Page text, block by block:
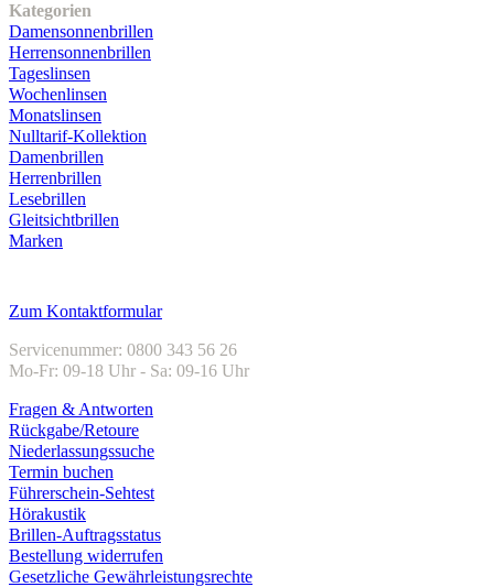
Kategorien
Damensonnenbrillen
Herrensonnenbrillen
Tageslinsen
Wochenlinsen
Monatslinsen
Nulltarif-Kollektion
Damenbrillen
Herrenbrillen
Lesebrillen
Gleitsichtbrillen
Marken
Zum Kontaktformular
Servicenummer: 0800 343 56 26
Mo-Fr: 09-18 Uhr - Sa: 09-16 Uhr
Fragen & Antworten
Rückgabe/Retoure
Niederlassungssuche
Termin buchen
Führerschein-Sehtest
Hörakustik
Brillen-Auftragsstatus
Bestellung widerrufen
Gesetzliche Gewährleistungsrechte